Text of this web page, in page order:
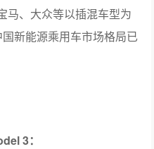
马、大众等以插混车型为
新能源乘用车市场格局已
3：